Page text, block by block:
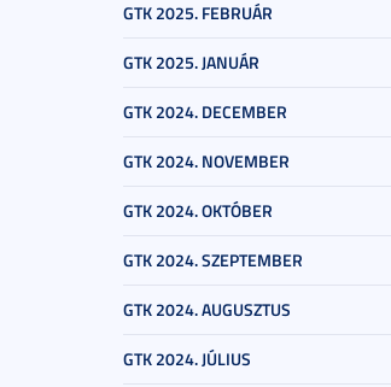
GTK 2025. FEBRUÁR
GTK 2025. JANUÁR
GTK 2024. DECEMBER
GTK 2024. NOVEMBER
GTK 2024. OKTÓBER
GTK 2024. SZEPTEMBER
GTK 2024. AUGUSZTUS
GTK 2024. JÚLIUS